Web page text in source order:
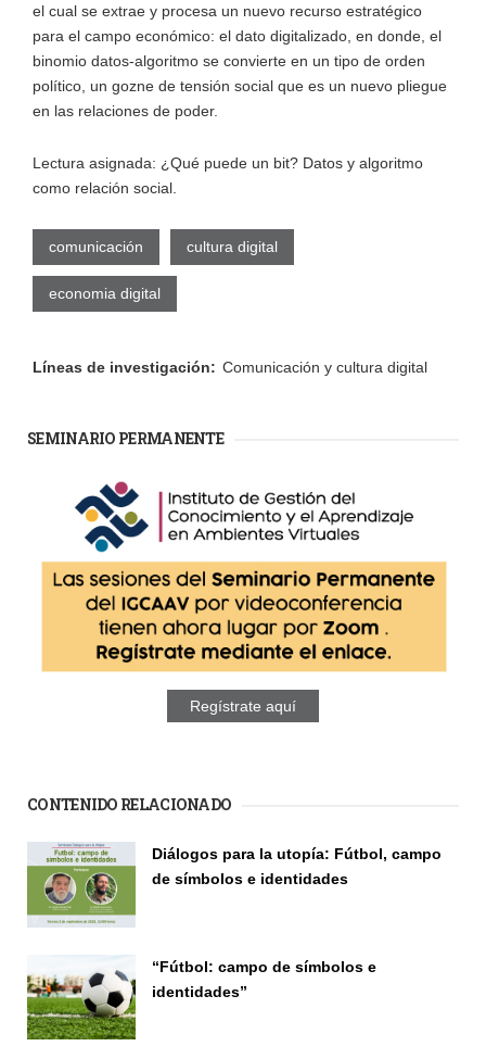
el cual se extrae y procesa un nuevo recurso estratégico
para el campo económico: el dato digitalizado, en donde, el
binomio datos-algoritmo se convierte en un tipo de orden
político, un gozne de tensión social que es un nuevo pliegue
en las relaciones de poder.
Lectura asignada: ¿Qué puede un bit? Datos y algoritmo
como relación social.
comunicación cultura digital
economia digital
Líneas de investigación: Comunicación y cultura digital
SEMINARIO PERMANENTE
Regístrate aquí
CONTENIDO RELACIONADO
Diálogos para la utopía: Fútbol, campo
de símbolos e identidades
“Fútbol: campo de símbolos e
identidades”
Páginas